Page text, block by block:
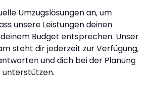
Umzugslösungen an, um
unsere Leistungen deinen
Budget entsprechen. Unser
steht dir jederzeit zur Verfügung,
und dich bei der Planung
unterstützen.